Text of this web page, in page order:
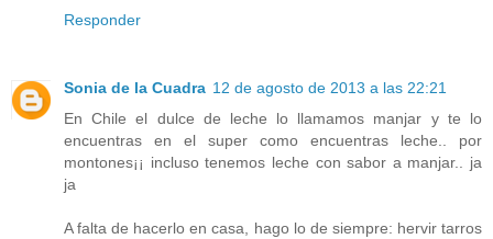
Responder
Sonia de la Cuadra 12 de agosto de 2013 a las 22:21
En Chile el dulce de leche lo llamamos manjar y te lo
encuentras en el super como encuentras leche.. por
montones¡¡ incluso tenemos leche con sabor a manjar.. ja
ja
A falta de hacerlo en casa, hago lo de siempre: hervir tarros